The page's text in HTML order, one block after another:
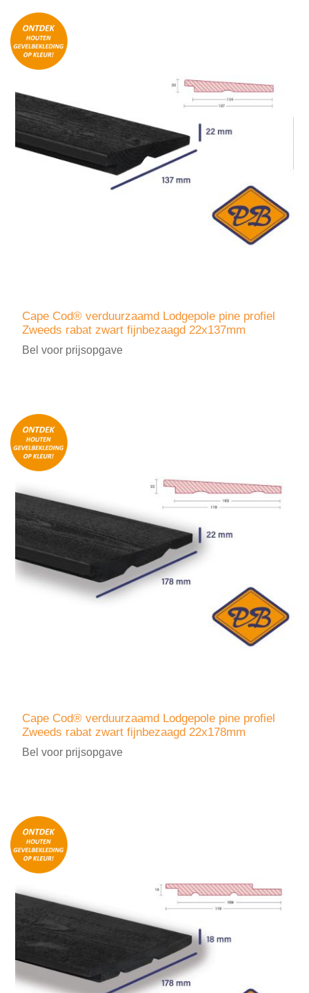
Cape Cod® verduurzaamd Lodgepole pine profiel
Zweeds rabat zwart fijnbezaagd 22x137mm
Bel voor prijsopgave
Cape Cod® verduurzaamd Lodgepole pine profiel
Zweeds rabat zwart fijnbezaagd 22x178mm
Bel voor prijsopgave